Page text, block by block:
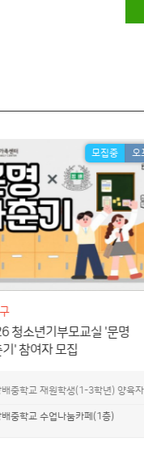
모집중 오
청소년기부모교실 '문명
' 참여자 모집
배중학교 재원학생(1-3학년) 양육자
배중학교 수업나눔카페(1층)